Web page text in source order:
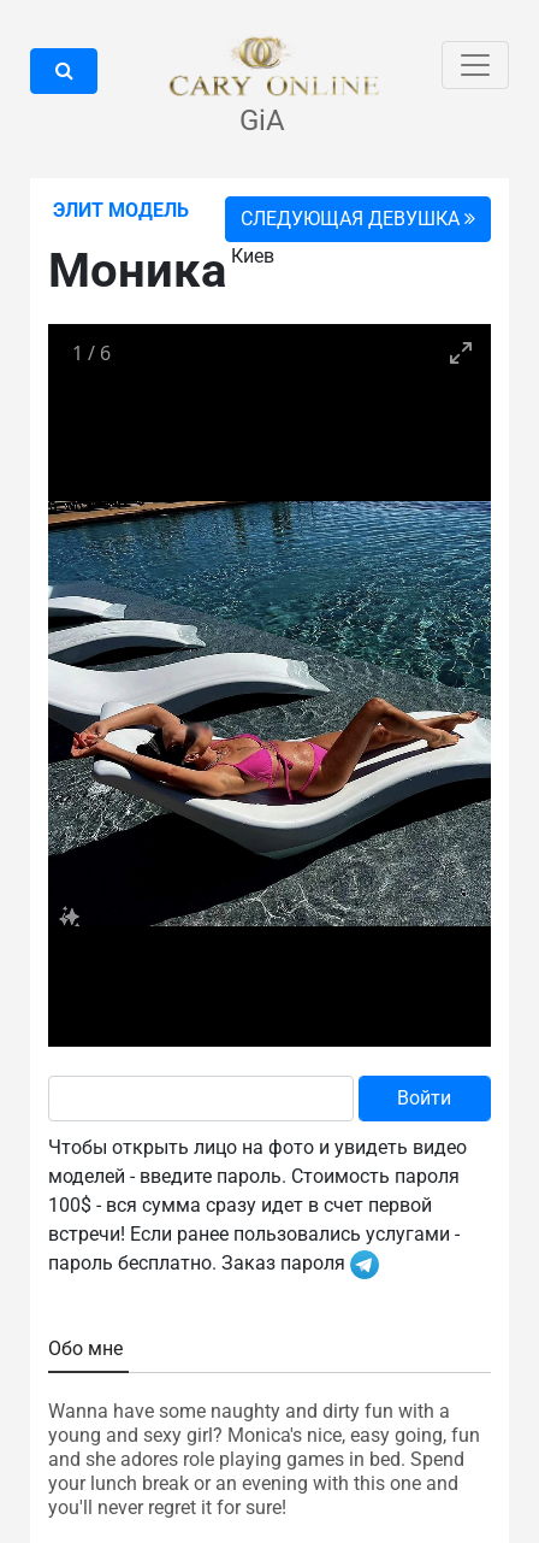
GiA
СЛЕДУЮЩАЯ ДЕВУШКА
Моника
ЭЛИТ МОДЕЛЬ
Киев
1 / 6
Чтобы открыть лицо на фото и увидеть видео
моделей - введите пароль. Стоимость пароля
100$ - вся сумма сразу идет в счет первой
встречи! Если ранее пользовались услугами -
пароль бесплатно. Заказ пароля
Обо мне
Wanna have some naughty and dirty fun with a
young and sexy girl? Monica's nice, easy going, fun
and she adores role playing games in bed. Spend
your lunch break or an evening with this one and
you'll never regret it for sure!